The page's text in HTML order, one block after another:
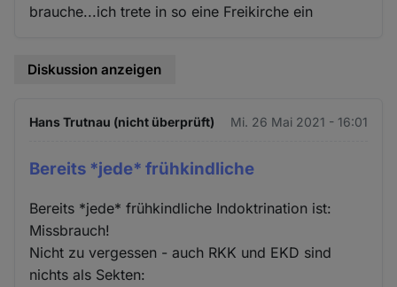
brauche...ich trete in so eine Freikirche ein
Diskussion anzeigen
Hans Trutnau (nicht überprüft) Mi. 26 Mai 2021 - 16:01
Bereits *jede* frühkindliche
Bereits *jede* frühkindliche Indoktrination ist:
Missbrauch!
Nicht zu vergessen - auch RKK und EKD sind
nichts als Sekten: